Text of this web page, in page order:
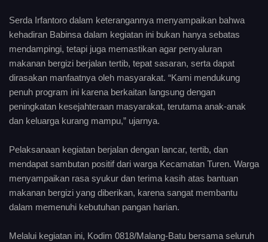
Serda Irfantoro dalam keterangannya menyampaikan bahwa
kehadiran Babinsa dalam kegiatan ini bukan hanya sebatas
mendampingi, tetapi juga memastikan agar penyaluran
makanan bergizi berjalan tertib, tepat sasaran, serta dapat
dirasakan manfaatnya oleh masyarakat. “Kami mendukung
penuh program ini karena berkaitan langsung dengan
peningkatan kesejahteraan masyarakat, terutama anak-anak
dan keluarga kurang mampu,” ujarnya.
Pelaksanaan kegiatan berjalan dengan lancar, tertib, dan
mendapat sambutan positif dari warga Kecamatan Turen. Warga
menyampaikan rasa syukur dan terima kasih atas bantuan
makanan bergizi yang diberikan, karena sangat membantu
dalam memenuhi kebutuhan pangan harian.
Melalui kegiatan ini, Kodim 0818/Malang-Batu bersama seluruh